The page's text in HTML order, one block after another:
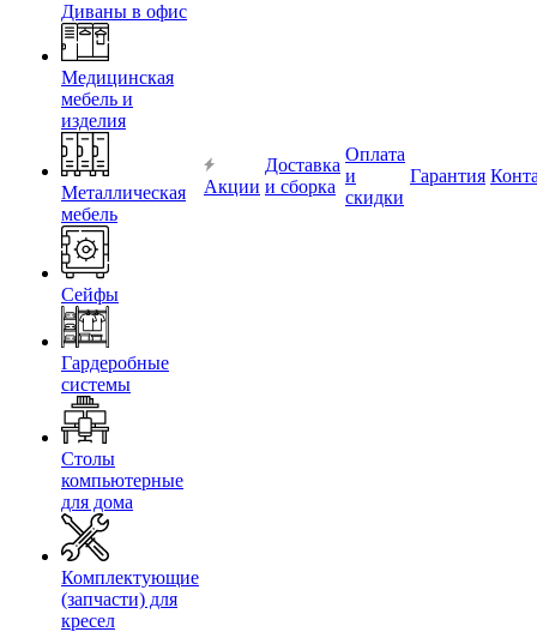
Диваны в офис
Медицинская
мебель и
изделия
Металлическая
мебель
Сейфы
Гардеробные
системы
Столы
компьютерные
для дома
Комплектующие
(запчасти) для
кресел
Акции
Доставка
и сборка
Оплата
и
скидки
Гарантия